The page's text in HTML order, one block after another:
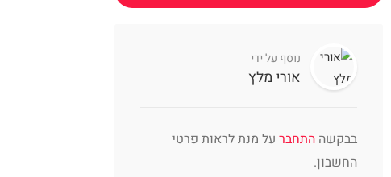
נוסף על ידי
אורי מלץ
בבקשה התחבר על מנת לראות פרטי
החשבון.